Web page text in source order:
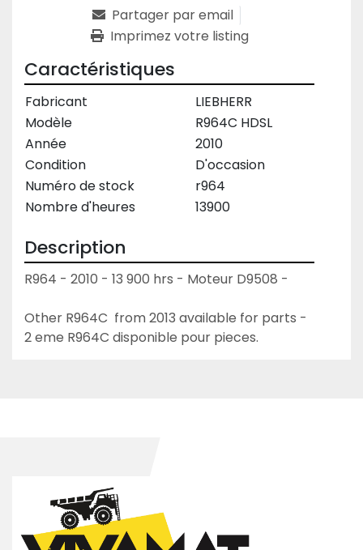
Partager par email
Imprimez votre listing
Caractéristiques
Fabricant
LIEBHERR
Modèle
R964C HDSL
Année
2010
Condition
D'occasion
Numéro de stock
r964
Nombre d'heures
13900
Description
R964 - 2010 - 13 900 hrs - Moteur D9508 -
Other R964C  from 2013 available for parts -
2 eme R964C disponible pour pieces.